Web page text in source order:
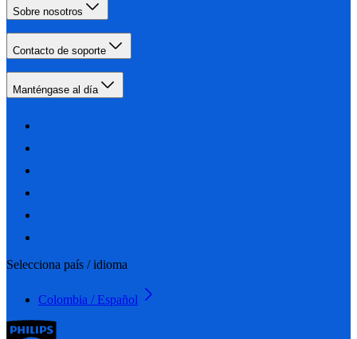
Sobre nosotros
Contacto de soporte
Manténgase al día
Selecciona país / idioma
Colombia / Español